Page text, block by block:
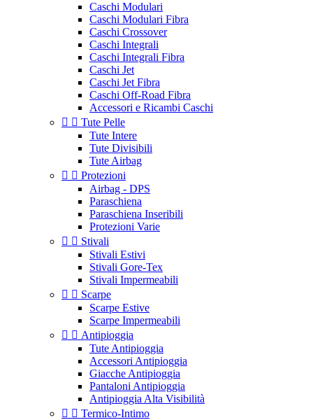
Caschi Modulari
Caschi Modulari Fibra
Caschi Crossover
Caschi Integrali
Caschi Integrali Fibra
Caschi Jet
Caschi Jet Fibra
Caschi Off-Road Fibra
Accessori e Ricambi Caschi
  Tute Pelle
Tute Intere
Tute Divisibili
Tute Airbag
  Protezioni
Airbag - DPS
Paraschiena
Paraschiena Inseribili
Protezioni Varie
  Stivali
Stivali Estivi
Stivali Gore-Tex
Stivali Impermeabili
  Scarpe
Scarpe Estive
Scarpe Impermeabili
  Antipioggia
Tute Antipioggia
Accessori Antipioggia
Giacche Antipioggia
Pantaloni Antipioggia
Antipioggia Alta Visibilità
  Termico-Intimo